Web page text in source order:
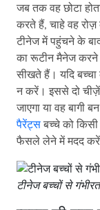
जब तक वह छोटा
करते हैं, चाहे वह
टीनेज में पहुंचने के
का रूटीन मैनेज करने
सीखते हैं। यदि
न करें। इससे दो चीज़ें
जाएगा या वह बागी
पैरेंट्सबच्चे को
फैसले लेने में मदद
टीनेज बच्चों से